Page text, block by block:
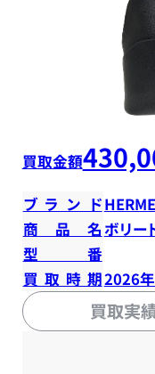
買取金額
ブランド
商品名ボリー
型番
買取時期2026
買取実